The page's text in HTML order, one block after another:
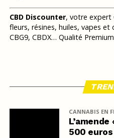
CBD Discounter, votre expert
fleurs, résines, huiles, vapes et
CBG9, CBDX… Qualité
CANNABIS EN
500 euros